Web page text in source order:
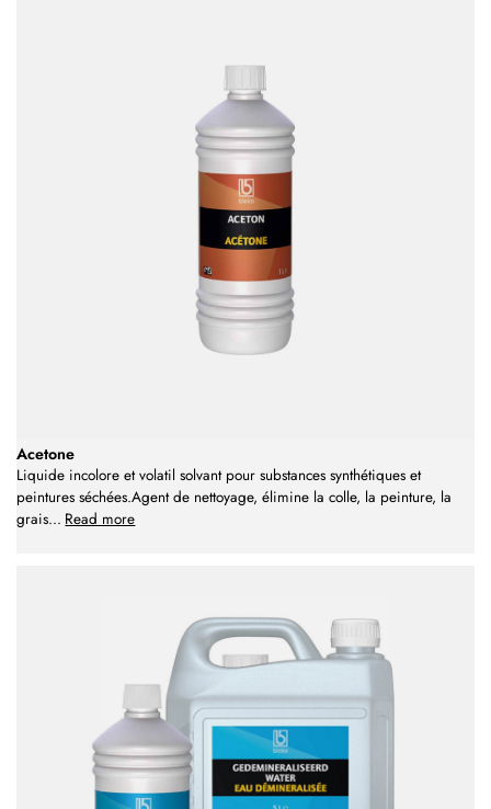
Acetone
Liquide incolore et volatil solvant pour substances synthétiques et
peintures séchées.Agent de nettoyage, élimine la colle, la peinture, la
grais... Read more